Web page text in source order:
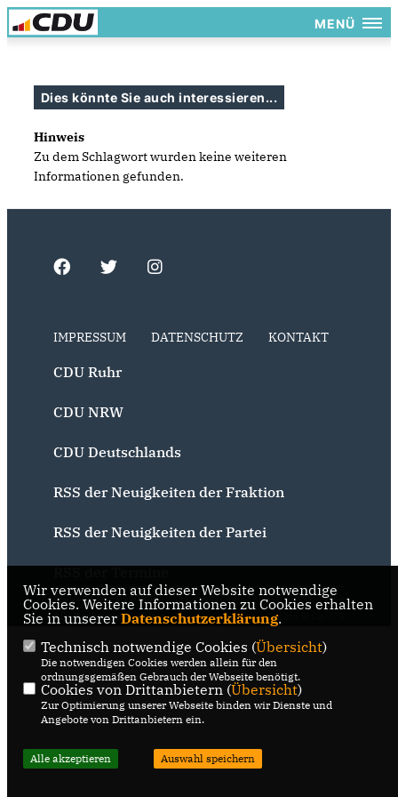
MENÜ
Dies könnte Sie auch interessieren...
Hinweis
Zu dem Schlagwort wurden keine weiteren
Informationen gefunden.
IMPRESSUM DATENSCHUTZ KONTAKT
CDU Ruhr
CDU NRW
CDU Deutschlands
RSS der Neuigkeiten der Fraktion
RSS der Neuigkeiten der Partei
@2026 CDU Bochum
Alle Rechte vorbehalten.
Realisation: Sharkness Media
GmbH & Co. KG
Wir verwenden auf dieser Website notwendige
Cookies. Weitere Informationen zu Cookies erhalten
Sie in unserer Datenschutzerklärung.
Technisch notwendige Cookies (Übersicht)
Die notwendigen Cookies werden allein für den
ordnungsgemäßen Gebrauch der Webseite benötigt.
Cookies von Drittanbietern (Übersicht)
Zur Optimierung unserer Webseite binden wir Dienste und
Angebote von Drittanbietern ein.
Alle akzeptieren Auswahl speichern